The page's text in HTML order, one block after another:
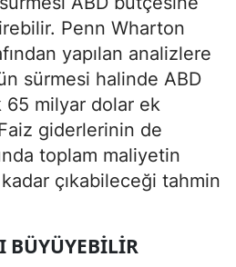
Penn Wharton
yapılan analizlere
sürmesi halinde ABD
65 milyar dolar ek
giderlerinin de
toplam maliyetin
çıkabileceği tahmin
BÜYÜYEBILIR